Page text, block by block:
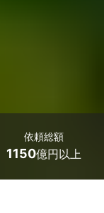
依頼総額
1150億円以上